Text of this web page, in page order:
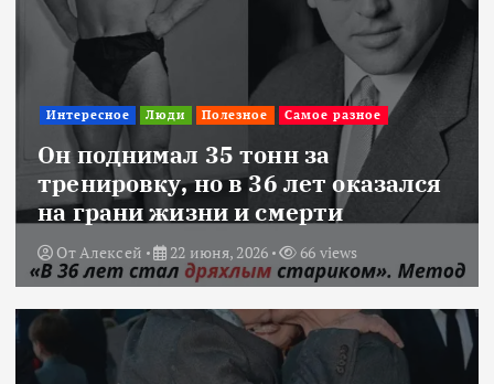
Интересное Люди Полезное Самое разное
Он поднимал 35 тонн за
тренировку, но в 36 лет оказался
на грани жизни и смерти
ОтАлексей 22 июня, 2026 66 views